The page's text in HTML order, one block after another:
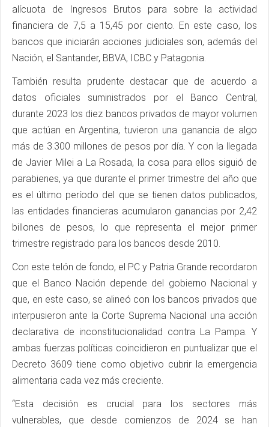
alícuota de Ingresos Brutos para sobre la actividad
financiera de 7,5 a 15,45 por ciento. En este caso, los
bancos que iniciarán acciones judiciales son, además del
Nación, el Santander, BBVA, ICBC y Patagonia.
También resulta prudente destacar que de acuerdo a
datos oficiales suministrados por el Banco Central,
durante 2023 los diez bancos privados de mayor volumen
que actúan en Argentina, tuvieron una ganancia de algo
más de 3.300 millones de pesos por día. Y con la llegada
de Javier Milei a La Rosada, la cosa para ellos siguió de
parabienes, ya que durante el primer trimestre del año que
es el último período del que se tienen datos publicados,
las entidades financieras acumularon ganancias por 2,42
billones de pesos, lo que representa el mejor primer
trimestre registrado para los bancos desde 2010.
Con este telón de fondo, el PC y Patria Grande recordaron
que el Banco Nación depende del gobierno Nacional y
que, en este caso, se alineó con los bancos privados que
interpusieron ante la Corte Suprema Nacional una acción
declarativa de inconstitucionalidad contra La Pampa. Y
ambas fuerzas políticas coincidieron en puntualizar que el
Decreto 3609 tiene como objetivo cubrir la emergencia
alimentaria cada vez más creciente.
“Esta decisión es crucial para los sectores más
vulnerables, que desde comienzos de 2024 se han